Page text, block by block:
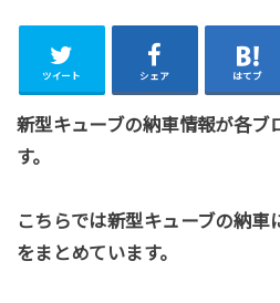
ツイート シェア はてブ
新型キューブの納車情報が各ブ
す。
こちらでは新型キューブの納車
をまとめています。